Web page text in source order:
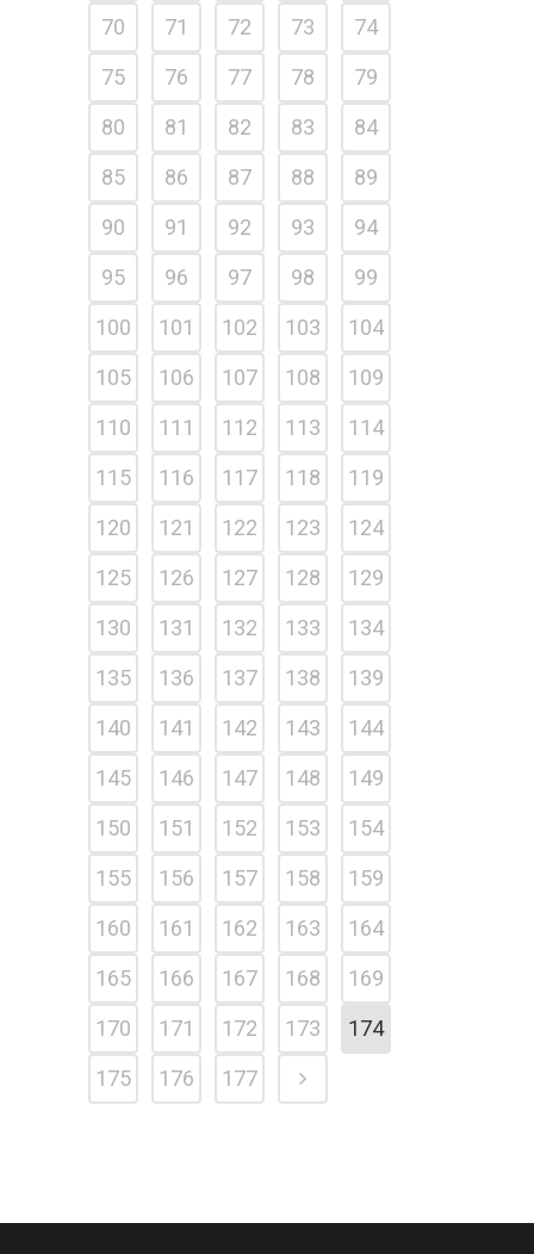
70
71 72 73
74
75
76 77 78
79
80
81 82 83
84
85
86 87 88
89
90
91 92 93
94
95
96 97 98
99
100
101 102 103
104
105
106 107 108
109
110
111 112 113
114
115
116 117 118
119
120
121 122 123
124
125
126 127 128
129
130
131 132 133
134
135
136 137 138
139
140
141 142 143
144
145
146 147 148
149
150
151 152 153
154
155
156 157 158
159
160
161 162 163
164
165
166 167 168
169
170
171 172 173
174
175
176 177